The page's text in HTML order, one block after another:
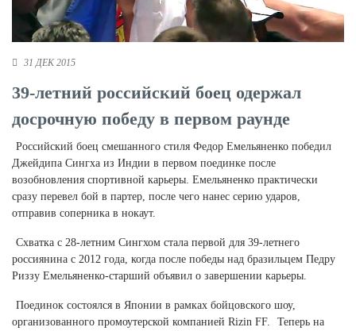
Новосибирская область (3)
Омская область (5)
Республика Крым (1)
Республика Татарстан (2)
Ростовская область (2)
Самарская область (1)
Санкт-Петербург и ЛО (3)
Саратовская область (1)
Свердловская область (5)
Северная Осетия (2)
Томская область (1)
Тюменская область (3)
31 ДЕК 2015
39-летний российский боец одержал
досрочную победу в первом раунде
Российский боец смешанного стиля Федор Емельяненко победил
Джейдипа Сингха из Индии в первом поединке после
возобновления спортивной карьеры. Емельяненко практически
сразу перевел бой в партер, после чего нанес серию ударов,
отправив соперника в нокаут.
Схватка с 28-летним Сингхом стала первой для 39-летнего
россиянина с 2012 года, когда после победы над бразильцем Педру
Риззу Емельяненко-старший объявил о завершении карьеры.
Поединок состоялся в Японии в рамках бойцовского шоу,
организованного промоутерской компанией Rizin FF.
Теперь на